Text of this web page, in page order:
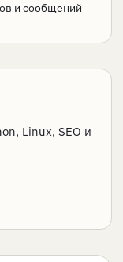
и сообщений
Linux, SEO и